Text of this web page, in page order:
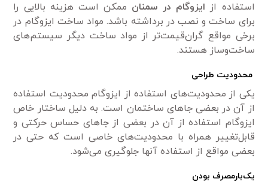
استفاده از ایزوگام در سمنان ممکن است هزینه بالایی را
برای ساخت و نصب در برداشته باشد. مواد ساخت ایزوگام در
برخی مواقع گران‌قیمت‌تر از مواد ساخت دیگر سیستم‌های
ساخت‌وساز هستند.
محدودیت طراحی
یکی از محدودیت‌های استفاده از ایزوگام محدودیت استفاده
از آن در بعضی جاهای ساختمان است. به دلیل ساختار خاص
ایزوگام استفاده از آن در بعضی از جاهای حساس حرکتی و
قابل‌تغییر همراه با محدودیت‌های خاصی است که حتی در
بعضی مواقع از استفاده آنها جلوگیری می‌شود.
یک‌بارمصرف بودن